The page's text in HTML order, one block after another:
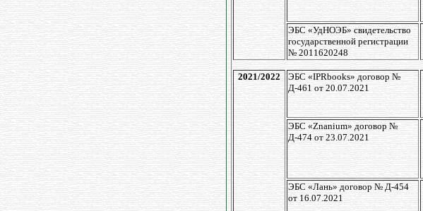
ЭБС «УдНОЭБ» свидетельство
государственной регистрации
№ 2011620248
2021/2022
ЭБС «IPRbooks» договор №
Д-461 от 20.07.2021
ЭБС «Znanium» договор №
Д-474 от 23.07.2021
ЭБС «Лань» договор № Д-454
от 16.07.2021